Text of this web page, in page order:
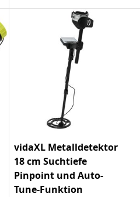
vidaXL Metalldetektor
18 cm Suchtiefe
Pinpoint und Auto-
Tune-Funktion